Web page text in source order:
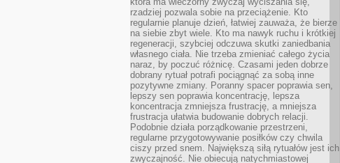
rzadziej pozwala sobie na przeciążenie. Kto
regularnie planuje dzień, łatwiej zauważa, że bierze
na siebie zbyt wiele. Kto ma nawyk ruchu i krótkiej
regeneracji, szybciej odczuwa skutki zaniedbania
własnego ciała. Nie trzeba zmieniać całego życia
naraz, by poczuć różnicę. Czasami jeden dobrze
dobrany rytuał potrafi pociągnąć za sobą inne
pozytywne zmiany. Poranny spacer poprawia sen,
lepszy sen poprawia koncentrację, lepsza
koncentracja zmniejsza frustrację, a mniejsza
frustracja ułatwia budowanie dobrych relacji.
Podobnie działa porządkowanie przestrzeni,
regularne przygotowywanie posiłków czy chwila
ciszy przed snem. Największą siłą rytuałów jest ich
zwyczajność. Nie obiecują natychmiastowej